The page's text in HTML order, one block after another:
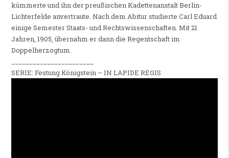
kümmerte und ihn der preußischen Kadettenanstalt Berlin-
Lichterfelde anvertraute. Nach dem Abitur studierte Carl Eduard
einige Semester Staats- und Rechtswissenschaften. Mit 21
Jahren, 1905, übernahm er dann die Regentschaft im
Doppelherzogtum.
SERIE: Festung Königstein – IN LAPIDE REGIS